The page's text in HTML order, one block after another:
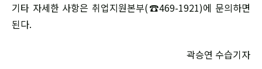
기타 자세한 사항은 취업지원본부(☎469-1921)에 문의하면
된다.
곽승연 수습기자